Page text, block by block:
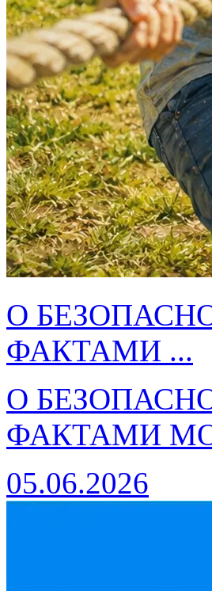
О
ФАКТАМИ ...
О
ФАКТАМИ
05.06.2026